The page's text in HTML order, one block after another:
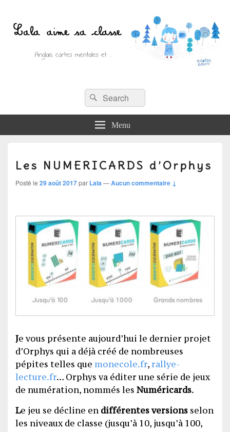
Lala aime sa classe
Anglais, cartes mentales et ….Recherche :
Rechercher
Menu
Les NUMERICARDS d’Orphys
Posté le 29 août 2017par Lala—Aucun commentaire ↓
Je vous présente aujourd’hui le dernier projet
d’Orphys qui a déjà créé de nombreuses
pépites telles que monecole.fr,rallye-
lecture.fr… Orphys va éditer une série de jeux
de numération, nommés les Numéricards.
Le jeu se décline en différentes versions selon
les niveaux de classe (jusqu’à 10, jusqu’à 100,